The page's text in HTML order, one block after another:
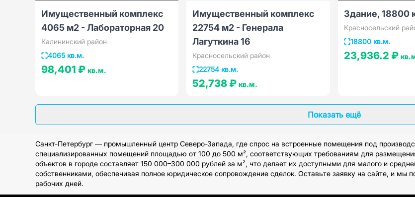
Имущественный комплекс
4065 м2 - Лабораторная 20
Калининский район
4065 кв.м.
98,401 ₽ кв.м.
Имущественный комплекс
22754 м2 - Генерала
Лагуткина 16
Красносельский район
22754 кв.м.
52,738 ₽кв.м.
Здание, 18800
Красносельский
18800 кв.м.
23,936.2 ₽
Показать ещё
Санкт-Петербург — промышленный центр Северо-Запада, где спрос на встроенные помещения под
специализированных помещений площадью от 100 до 500 м², соответствующих требованиям для
объектов в городе составляет 150 000–300 000 рублей за м², что делает их доступными для малого и
собственниками, обеспечивая полное юридическое сопровождение сделок. Оставьте заявку на сайте, и мы
рабочих дней.